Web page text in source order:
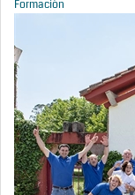
Formación